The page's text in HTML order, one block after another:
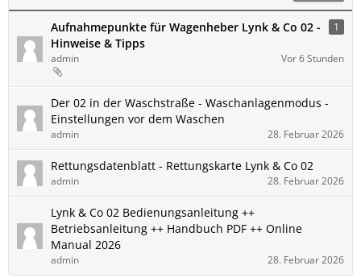
Aufnahmepunkte für Wagenheber Lynk & Co 02 -
Hinweise & Tipps
1
admin Vor 6 Stunden
Der 02 in der Waschstraße - Waschanlagenmodus -
Einstellungen vor dem Waschen
admin 28. Februar 2026
Rettungsdatenblatt - Rettungskarte Lynk & Co 02
admin 28. Februar 2026
Lynk & Co ​02 Bedienungsanleitung ++
Betriebsanleitung ++ Handbuch PDF ++ Online
Manual 2026
admin 28. Februar 2026